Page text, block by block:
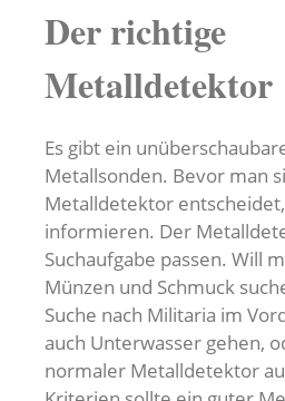
Der richtige
Metalldetektor
Es gibt ein
Metallsonden. Bevor man
Metalldetektor
informieren. Der
Suchaufgabe passen. Will
Münzen und Schmuck
Suche nach Militaria im
auch Unterwasser gehen,
normaler Metalldetektor